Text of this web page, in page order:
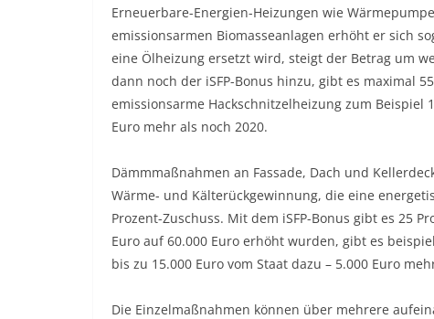
Erneuerbare-Energien-Heizungen wie
emissionsarmen Biomasseanlagen erhöht er sich
eine Ölheizung ersetzt wird, steigt der Betrag um
dann noch der iSFP-Bonus hinzu, gibt es maximal
emissionsarme Hackschnitzelheizung zum Beispiel
Euro mehr als noch 2020.
Dämmmaßnahmen an Fassade, Dach und
Wärme- und Kälterückgewinnung, die eine
Prozent-Zuschuss. Mit dem iSFP-Bonus gibt es 25
Euro auf 60.000 Euro erhöht wurden, gibt es
bis zu 15.000 Euro vom Staat dazu – 5.000 Euro
Die Einzelmaßnahmen können über mehrere